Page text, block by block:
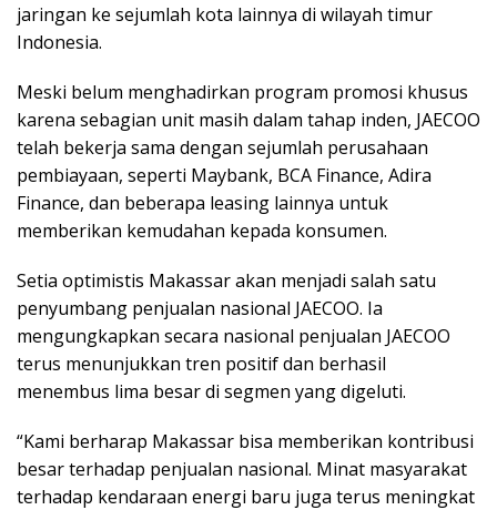
jaringan ke sejumlah kota lainnya di wilayah timur
Indonesia.
Meski belum menghadirkan program promosi khusus
karena sebagian unit masih dalam tahap inden, JAECOO
telah bekerja sama dengan sejumlah perusahaan
pembiayaan, seperti Maybank, BCA Finance, Adira
Finance, dan beberapa leasing lainnya untuk
memberikan kemudahan kepada konsumen.
Setia optimistis Makassar akan menjadi salah satu
penyumbang penjualan nasional JAECOO. Ia
mengungkapkan secara nasional penjualan JAECOO
terus menunjukkan tren positif dan berhasil
menembus lima besar di segmen yang digeluti.
“Kami berharap Makassar bisa memberikan kontribusi
besar terhadap penjualan nasional. Minat masyarakat
terhadap kendaraan energi baru juga terus meningkat